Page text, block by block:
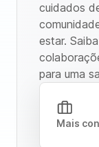
cuidados
estar.
para uma
Mais